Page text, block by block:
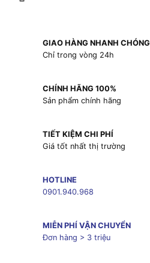
GIAO HÀNG NHANH CHÓNG
Chỉ trong vòng 24h
CHÍNH HÃNG 100%
Sản phẩm chính hãng
TIẾT KIỆM CHI PHÍ
Giá tốt nhất thị trường
HOTLINE
0901.940.968
MIỄN PHÍ VẬN CHUYỂN
Đơn hàng > 3 triệu